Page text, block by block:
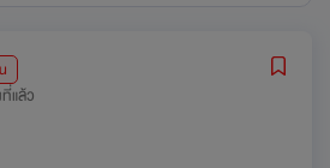
แล้ว